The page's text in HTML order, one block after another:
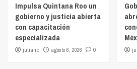
Impulsa Quintana Roo un
gobierno y justicia abierta
con capacitación
especializada
julianp agosto 6, 2026 0